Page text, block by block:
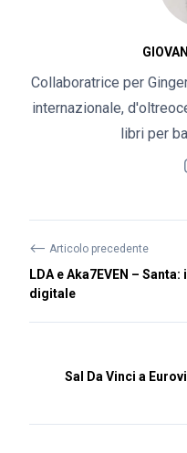
Collaboratrice per
internazionale,
libri per
⟵ Articolo precedente
LDA e Aka7EVEN –
digitale
Sal Da Vinci a